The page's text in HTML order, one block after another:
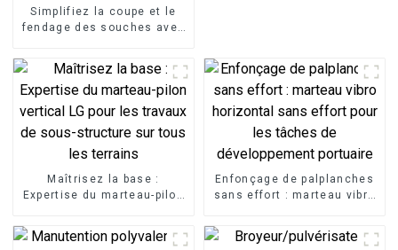
Simplifiez la coupe et le
fendage des souches avec
d'excavatrice conçu pour
une élimination puissante
et efficace des souches
Maîtrisez la base :
Expertise du marteau-pilon
de sous-structure sur tous
les terrains
Enfonçage de palplanches
sans effort : marteau vibro
développement portuaire